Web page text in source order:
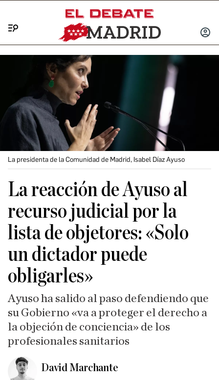
INICIAR
La presidenta de la Comunidad de Madrid, Isabel Díaz Ayuso
La reacción de Ayuso al
recurso judicial por la
lista de objetores: «Solo
un dictador puede
obligarles»
Ayuso ha salido al paso defendiendo que
su Gobierno «va a proteger el derecho a
la objeción de conciencia» de los
profesionales sanitarios
David Marchante